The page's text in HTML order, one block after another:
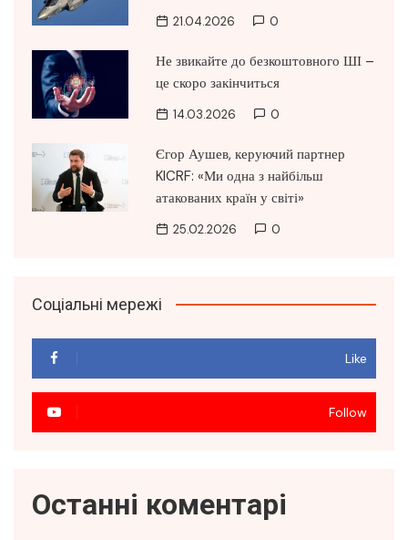
21.04.2026 0
Не звикайте до безкоштовного ШІ –
це скоро закінчиться
14.03.2026 0
Єгор Аушев, керуючий партнер
KICRF: «Ми одна з найбільш
атакованих країн у світі»
25.02.2026 0
Соціальні мережі
Like
Follow
Останні коментарі